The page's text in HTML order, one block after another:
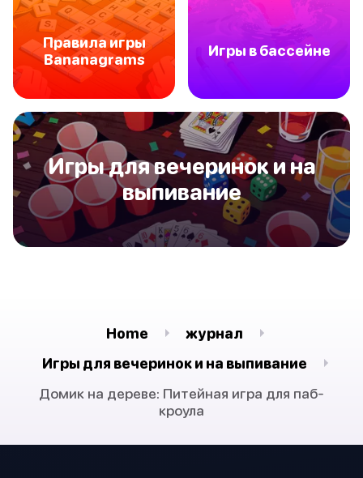
Правила игры
Bananagrams
Игры в бассейне
Игры для вечеринок и на
выпивание
Home
журнал
Игры для вечеринок и на выпивание
Домик на дереве: Питейная игра для паб-
кроула